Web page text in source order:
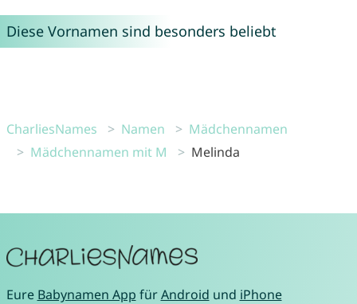
Diese Vornamen sind besonders beliebt
CharliesNames Namen
Mädchennamen
Mädchennamen mit M
Melinda
Eure Babynamen App fürAndroid und iPhone